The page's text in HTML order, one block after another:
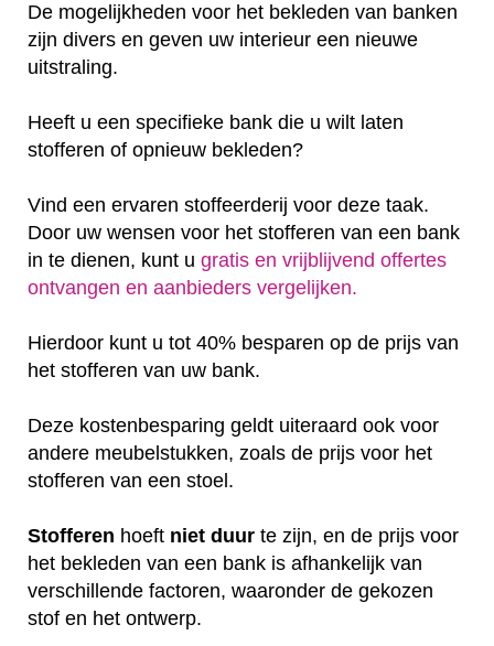
De mogelijkheden voor het bekleden van banken
zijn divers en geven uw interieur een nieuwe
uitstraling.
Heeft u een specifieke bank die u wilt laten
stofferen of opnieuw bekleden?
Vind een ervaren stoffeerderij voor deze taak.
Door uw wensen voor het stofferen van een bank
in te dienen, kunt u gratis en vrijblijvend offertes
ontvangen en aanbieders vergelijken.
Hierdoor kunt u tot 40% besparen op de prijs van
het stofferen van uw bank.
Deze kostenbesparing geldt uiteraard ook voor
andere meubelstukken, zoals de prijs voor het
stofferen van een stoel.
Stofferen hoeft niet duur te zijn, en de prijs voor
het bekleden van een bank is afhankelijk van
verschillende factoren, waaronder de gekozen
stof en het ontwerp.